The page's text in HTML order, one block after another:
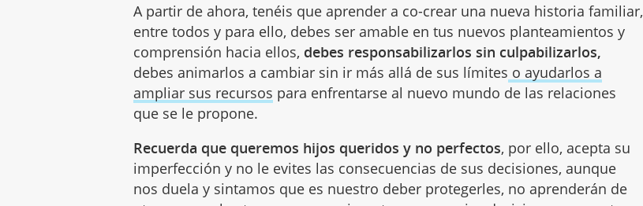
A partir de ahora, tenéis que aprender a co-crear una nueva historia familiar,
entre todos y para ello, debes ser amable en tus nuevos planteamientos y
comprensión hacia ellos, debes responsabilizarlos sin culpabilizarlos,
debes animarlos a cambiar sin ir más allá de sus límites o ayudarlos a
ampliar sus recursos para enfrentarse al nuevo mundo de las relaciones
que se le propone.
Recuerda que queremos hijos queridos y no perfectos, por ello, acepta su
imperfección y no le evites las consecuencias de sus decisiones, aunque
nos duela y sintamos que es nuestro deber protegerles, no aprenderán de